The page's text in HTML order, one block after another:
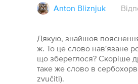
Anton Bliznjuk
Дякую, знайшов
ж. То це слово нав'язане
що збереглося? Скоріше
таке же слово в
zvučiti).